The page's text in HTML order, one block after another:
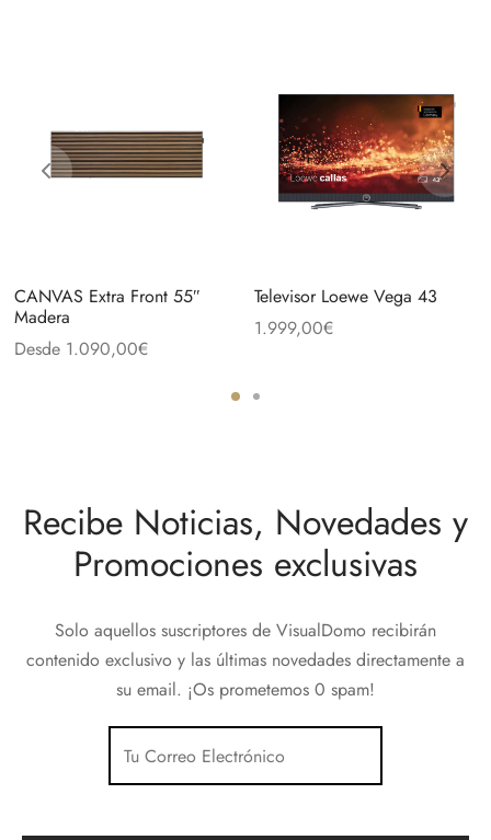
CANVAS Extra Front 55″
Madera
Desde 1.090,00€
Televisor Loewe Vega 43
1.999,00€
Recibe Noticias, Novedades y
Promociones exclusivas
Solo aquellos suscriptores de VisualDomo recibirán
contenido exclusivo y las últimas novedades directamente a
su email. ¡Os prometemos 0 spam!